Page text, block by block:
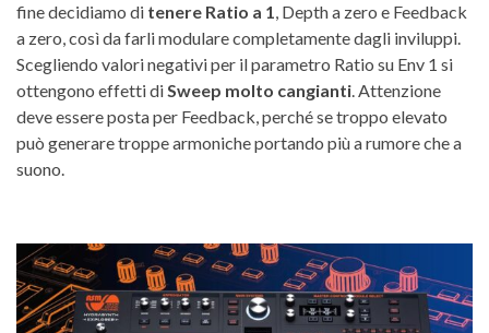
fine decidiamo di tenere Ratio a 1, Depth a zero e Feedback
a zero, così da farli modulare completamente dagli inviluppi.
Scegliendo valori negativi per il parametro Ratio su Env 1 si
ottengono effetti diSweep molto cangianti. Attenzione
deve essere posta per Feedback, perché se troppo elevato
può generare troppe armoniche portando più a rumore che a
suono.